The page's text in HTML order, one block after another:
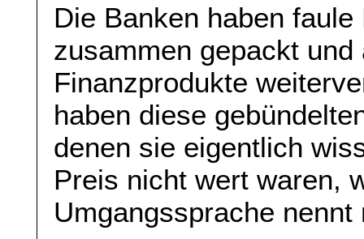
Die Banken haben
zusammen gepackt
Finanzprodukte
haben diese
denen sie eigentlich
Preis nicht wert waren,
Umgangssprache